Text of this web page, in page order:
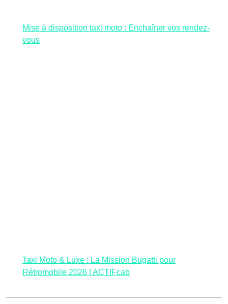
Mise à disposition taxi moto : Enchaîner vos rendez-
vous
Taxi Moto & Luxe : La Mission Bugatti pour
Rétromobile 2026 | ACTIFcab